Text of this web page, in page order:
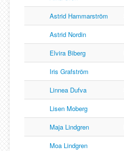
Stockviks SF
Sundsvalls OK
Gästbok
Astrid Hammarström
Astrid Nordin
Elvira Biberg
Iris Grafström
Linnea Dufva
Lisen Moberg
Maja Lindgren
Moa Lindgren